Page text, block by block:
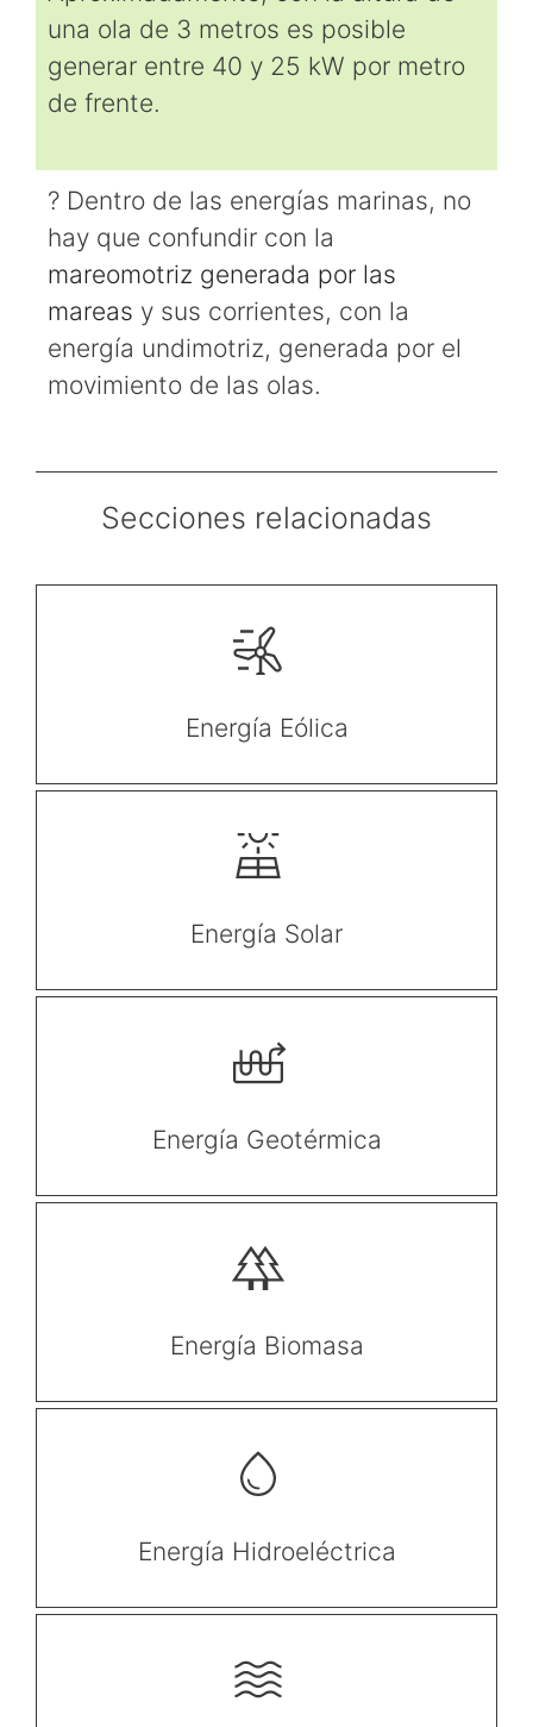
una ola de 3 metros es posible
generar entre 40 y 25 kW por metro
de frente.
? Dentro de las energías marinas, no
hay que confundir con la
mareomotriz generada por las
mareas y sus corrientes, con la
energía undimotriz, generada por el
movimiento de las olas.
Secciones relacionadas
Energía Eólica
Energía Solar
Energía Geotérmica
Energía Biomasa
Energía Hidroeléctrica